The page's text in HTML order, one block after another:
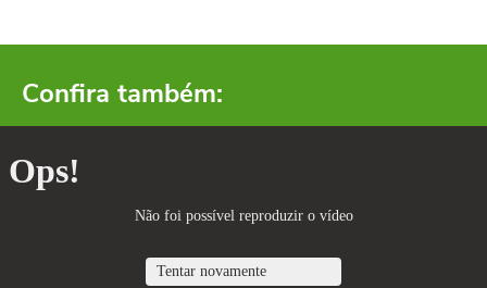
Confira também: